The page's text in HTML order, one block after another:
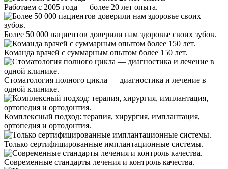
Работаем с 2005 года — более 20 лет опыта.
Более 50 000 пациентов доверили нам здоровье своих зубов.
Команда врачей с суммарным опытом более 150 лет.
Стоматология полного цикла — диагностика и лечение в
одной клинике.
Комплексный подход: терапия, хирургия, имплантация,
ортопедия и ортодонтия.
Только сертифицированные имплантационные системы.
Современные стандарты лечения и контроль качества.